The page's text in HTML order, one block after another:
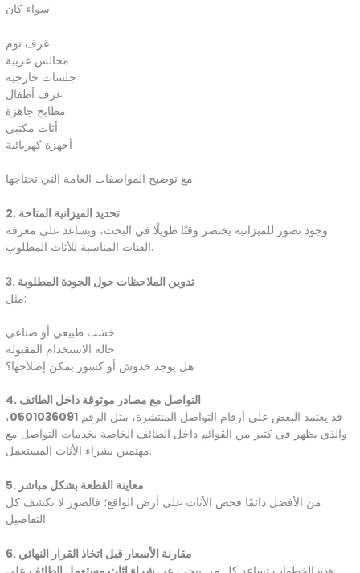
سواء كان:
غرف نوم
مجالس عربية
جلسات خارجية
غرف أطفال
مطابخ جاهزة
أثاث مكتبي
أجهزة كهربائية
مع توضيح المواصفات العامة التي تحتاجها.
2. تحديد الميزانية المتاحة
وجود تصور للميزانية يختصر وقتًا طويلًا في البحث، ويساعد على معرفة
الفئات المناسبة للأثاث المطلوب.
3. تدوين الملاحظات حول الجودة المطلوبة
مثل:
خشب طبيعي أو صناعي
حالة الاستخدام المقبولة
هل يوجد خدوش أو كسور يمكن إصلاحها؟
4. التواصل مع مصادر موثوقة داخل الطائف
قد يعتمد البعض على أرقام التواصل المنتشرة، مثل الرقم 0501036091،
والذي يظهر في كثير من القوائم داخل الطائف الخاصة بخدمات التواصل مع
مهتمين بشراء الأثاث المستعمل.
5. معاينة القطعة بشكل مباشر
من الأفضل دائمًا فحص الأثاث على أرض الواقع؛ فالصور لا تكشف كل
التفاصيل.
6. مقارنة الأسعار قبل اتخاذ القرار النهائي